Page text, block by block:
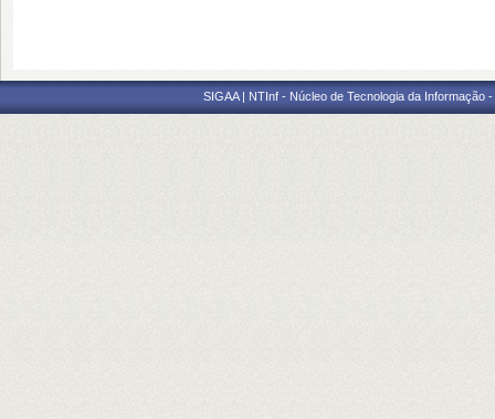
SIGAA | NTInf - Núcleo de Tecnologia da